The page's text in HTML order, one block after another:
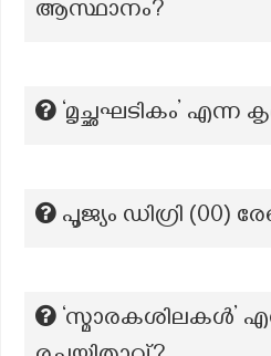
ആസ്ഥാനം?
‘മൃച്ഛഘടികം’ എന്ന
പൂജ്യം ഡിഗ്രി (00)
‘സ്മാരകശിലകൾ’